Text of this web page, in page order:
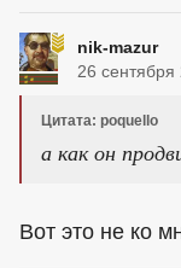
nik-mazur
26
Цитата: poquello
а как он
Вот это не ко